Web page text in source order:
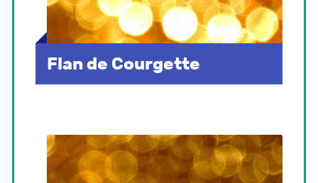
Flan de Courgette